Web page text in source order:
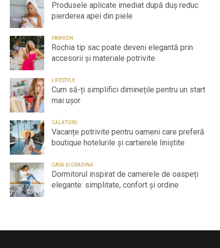
Produsele aplicate imediat după duș reduc
pierderea apei din piele
FASHION
Rochia tip sac poate deveni elegantă prin
accesorii și materiale potrivite
LIFESTYLE
Cum să-ți simplifici diminețile pentru un start
mai ușor
CĂLĂTORII
Vacanțe potrivite pentru oameni care preferă
boutique hotelurile și cartierele liniștite
CASĂ ȘI GRĂDINĂ
Dormitorul inspirat de camerele de oaspeți
elegante: simplitate, confort și ordine